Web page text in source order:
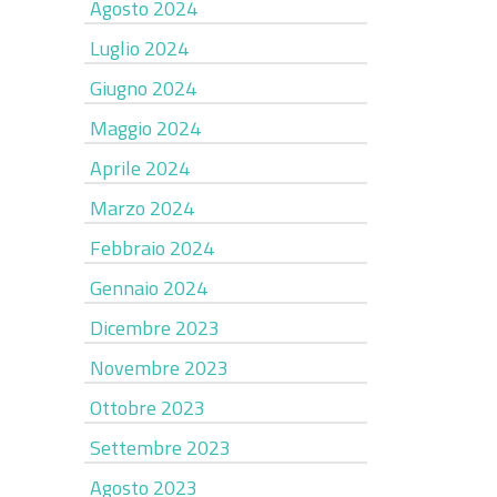
Agosto 2024
Luglio 2024
Giugno 2024
Maggio 2024
Aprile 2024
Marzo 2024
Febbraio 2024
Gennaio 2024
Dicembre 2023
Novembre 2023
Ottobre 2023
Settembre 2023
Agosto 2023